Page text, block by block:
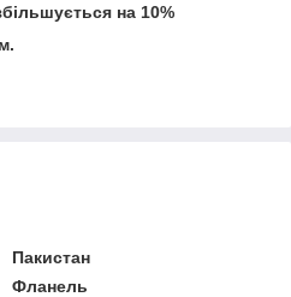
на 10%
Пакистан
Фланель